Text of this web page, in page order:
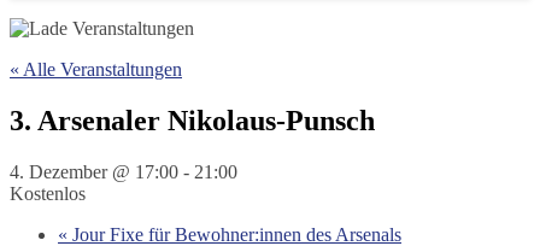
« Alle Veranstaltungen
3. Arsenaler Nikolaus-Punsch
4. Dezember @ 17:00 - 21:00
Kostenlos
« Jour Fixe für Bewohner:innen des Arsenals